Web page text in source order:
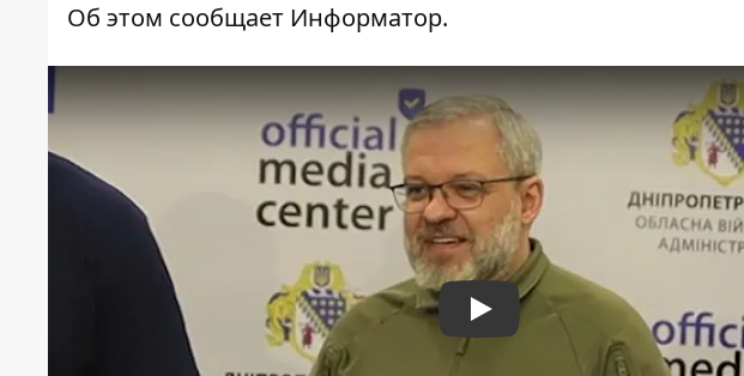
Об этом сообщает Информатор.
Play